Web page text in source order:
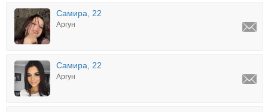
Самира, 22
Аргун
Самира, 22
Аргун